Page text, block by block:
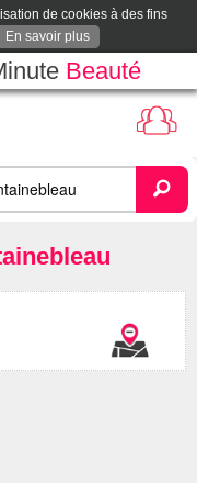
de cookies à des fins
En savoir plus
Beauté